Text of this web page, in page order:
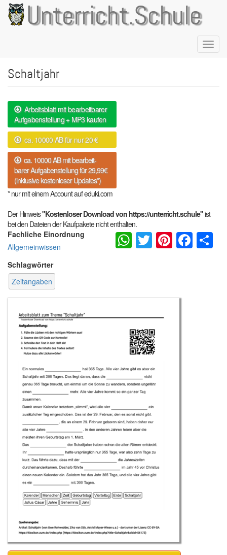
Direkt
zum
Inhalt
Unterricht.Schule
Schaltjahr
Arbeitsblatt mit bearbeitbarer
Aufgabenstellung + MP3 kaufen
ca. 10000 AB für nur 20 €
ca. 10000 AB mit bearbeit-
barer Aufgabenstellung für 29,99€
(inklusive kostenloser Updates*)
* nur mit einem Account auf eduki.com
Der Hinweis"Kostenloser Download von https://unterricht.schule"ist
bei den Dateien der Kaufpakete nicht enthalten.
Fachliche Einordnung
Allgemeinwissen
Schlagwörter
Zeitangaben
WhatsApp
Twitter